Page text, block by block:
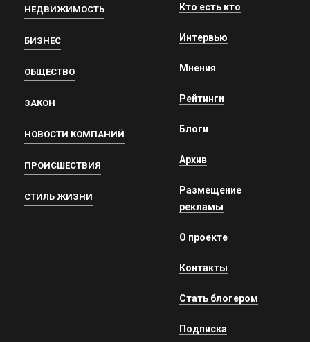
НЕДВИЖИМОСТЬ
БИЗНЕС
ОБЩЕСТВО
ЗАКОН
НОВОСТИ КОМПАНИЙ
ПРОИСШЕСТВИЯ
СТИЛЬ ЖИЗНИ
Кто есть кто
Интервью
Мнения
Рейтинги
Блоги
Архив
Размещение
рекламы
О проекте
Контакты
Стать блогером
Подписка